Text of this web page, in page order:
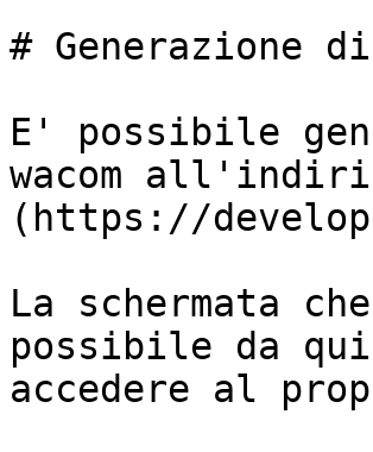
# Generazione
E' possibile
wacom
(https://
La schermata
possibile da
accedere al